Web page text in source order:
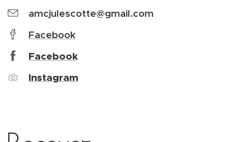
amcjulescotte@gmail.com
Facebook
Facebook
Instagram